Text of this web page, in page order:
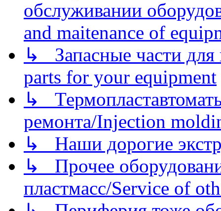
обслуживании
and maitenance of
↳ Запасные части для
parts for your equipment
↳
ремонта/Injection
↳ Наши дорогие
↳ Прочее
пластмасс/Service of